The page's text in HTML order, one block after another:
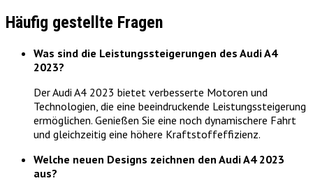
Häufig gestellte Fragen
Was sind die Leistungssteigerungen des Audi A4
2023?
Der Audi A4 2023 bietet verbesserte Motoren und
Technologien, die eine beeindruckende Leistungssteigerung
ermöglichen. Genießen Sie eine noch dynamischere Fahrt
und gleichzeitig eine höhere Kraftstoffeffizienz.
Welche neuen Designs zeichnen den Audi A4 2023
aus?